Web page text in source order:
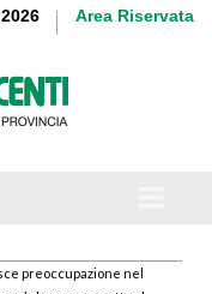
Area Riservata
preoccupazione nel